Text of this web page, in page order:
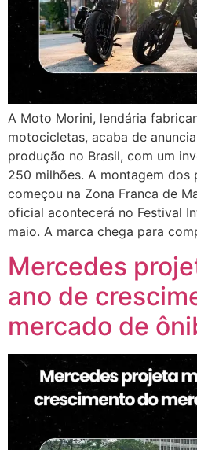
A Moto Morini, lendária
motocicletas, acaba de
produção no Brasil, com um
250 milhões. A montagem dos
começou na Zona Franca de
oficial acontecerá no Festival
maio. A marca chega para
Mercedes
ano de
mercado de